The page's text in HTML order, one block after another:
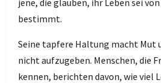
jene, die glauben, ihr Leben sei
bestimmt.
Seine tapfere Haltung macht Mut
nicht aufzugeben. Menschen, die
kennen, berichten davon, wie viel